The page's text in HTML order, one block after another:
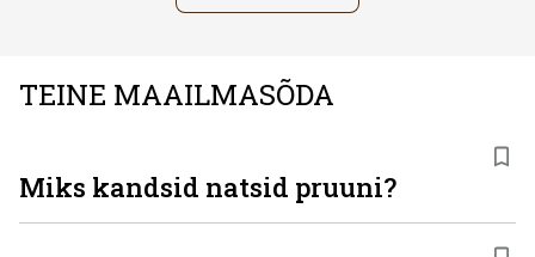
TEINE MAAILMASÕDA
Miks kandsid natsid pruuni?